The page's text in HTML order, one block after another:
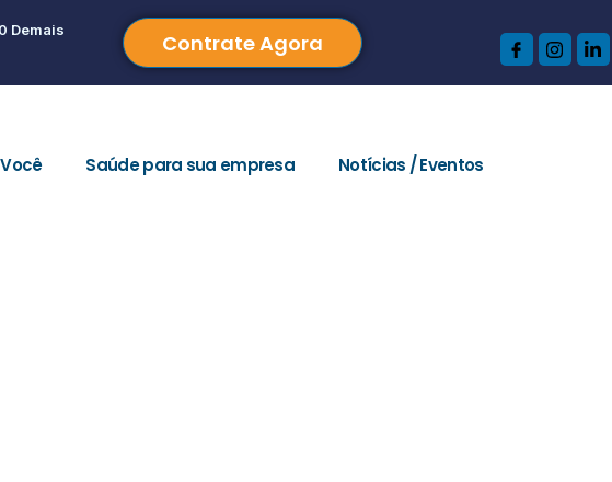
Demais
Contrate Agora
Saúde para sua empresa Notícias / Eventos